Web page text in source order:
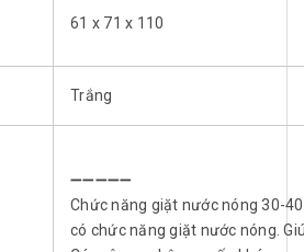
61 x 71 x 110
Trắng
➖➖➖➖➖
Chức năng giặt nước nóng 30-
có chức năng giặt nước nóng.